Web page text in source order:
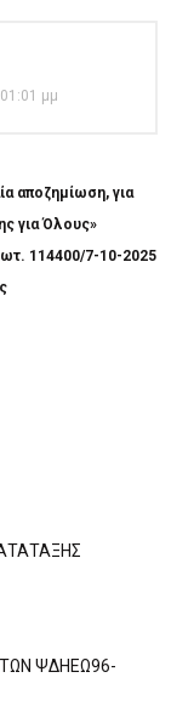
μμ
αποζημίωση, για
για Όλους»
114400/7-10-2025
ΨΔΗΕΩ96-